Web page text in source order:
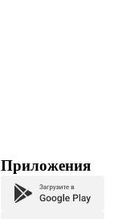
Приложения